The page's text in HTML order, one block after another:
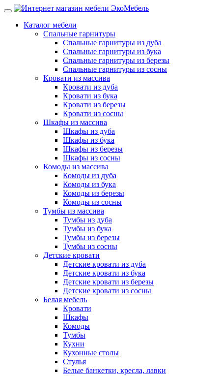
Каталог мебели
Спальные гарнитуры
Спальные гарнитуры из дуба
Спальные гарнитуры из бука
Спальные гарнитуры из березы
Спальные гарнитуры из сосны
Кровати из массива
Кровати из дуба
Кровати из бука
Кровати из березы
Кровати из сосны
Шкафы из массива
Шкафы из дуба
Шкафы из бука
Шкафы из березы
Шкафы из сосны
Комоды из массива
Комоды из дуба
Комоды из бука
Комоды из березы
Комоды из сосны
Тумбы из массива
Тумбы из дуба
Тумбы из бука
Тумбы из березы
Тумбы из сосны
Детские кровати
Детские кровати из дуба
Детские кровати из бука
Детские кровати из березы
Детские кровати из сосны
Белая мебель
Кровати
Шкафы
Комоды
Тумбы
Кухни
Кухонные столы
Стулья
Белые банкетки, кресла, лавки